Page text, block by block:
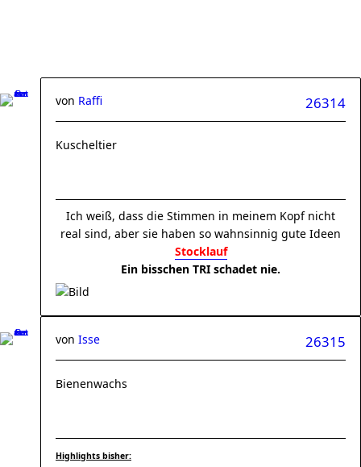
26314
von Raffi
Kuscheltier
Ich weiß, dass die Stimmen in meinem Kopf nicht
real sind, aber sie haben so wahnsinnig gute Ideen
Stocklauf
Ein bisschen TRI schadet nie.
26315
von Isse
Bienenwachs
Highlights bisher: